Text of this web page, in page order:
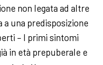
non legata ad altre
a una predisposizione
– I primi sintomi
in età prepuberale e